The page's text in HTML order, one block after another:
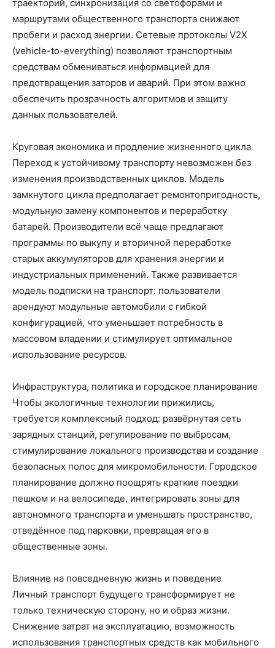
траекторий, синхронизация со светофорами и
маршрутами общественного транспорта снижают
пробеги и расход энергии. Сетевые протоколы V2X
(vehicle-to-everything) позволяют транспортным
средствам обмениваться информацией для
предотвращения заторов и аварий. При этом важно
обеспечить прозрачность алгоритмов и защиту
данных пользователей.
Круговая экономика и продление жизненного цикла
Переход к устойчивому транспорту невозможен без
изменения производственных циклов. Модель
замкнутого цикла предполагает ремонтопригодность,
модульную замену компонентов и переработку
батарей. Производители всё чаще предлагают
программы по выкупу и вторичной переработке
старых аккумуляторов для хранения энергии и
индустриальных применений. Также развивается
модель подписки на транспорт: пользователи
арендуют модульные автомобили с гибкой
конфигурацией, что уменьшает потребность в
массовом владении и стимулирует оптимальное
использование ресурсов.
Инфраструктура, политика и городское планирование
Чтобы экологичные технологии прижились,
требуется комплексный подход: развёрнутая сеть
зарядных станций, регулирование по выбросам,
стимулирование локального производства и создание
безопасных полос для микромобильности. Городское
планирование должно поощрять краткие поездки
пешком и на велосипеде, интегрировать зоны для
автономного транспорта и уменьшать пространство,
отведённое под парковки, превращая его в
общественные зоны.
Влияние на повседневную жизнь и поведение
Личный транспорт будущего трансформирует не
только техническую сторону, но и образ жизни.
Снижение затрат на эксплуатацию, возможность
использования транспортных средств как мобильного